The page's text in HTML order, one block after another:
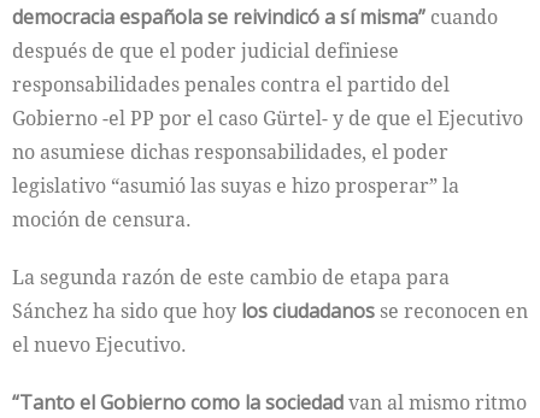
democracia española se reivindicó a sí misma” cuando
después de que el poder judicial definiese
responsabilidades penales contra el partido del
Gobierno -el PP por el caso Gürtel- y de que el Ejecutivo
no asumiese dichas responsabilidades, el poder
legislativo “asumió las suyas e hizo prosperar” la
moción de censura.
La segunda razón de este cambio de etapa para
Sánchez ha sido que hoy los ciudadanosse reconocen en
el nuevo Ejecutivo.
“Tanto el Gobierno como la sociedadvan al mismo ritmo